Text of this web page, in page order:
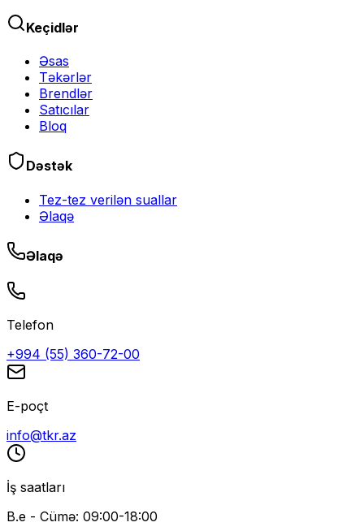
Keçidlər
Əsas
Təkərlər
Brendlər
Satıcılar
Bloq
Dəstək
Tez-tez verilən suallar
Əlaqə
Əlaqə
Telefon
+994 (55) 360-72-00
E-poçt
info@tkr.az
İş saatları
B.e - Cümə: 09:00-18:00